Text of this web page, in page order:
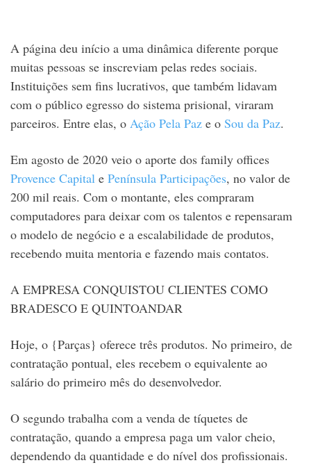
A página deu início a uma dinâmica diferente porque
muitas pessoas se inscreviam pelas redes sociais.
Instituições sem fins lucrativos, que também lidavam
com o público egresso do sistema prisional, viraram
parceiros. Entre elas, o Ação Pela Paz e o Sou da Paz.
Em agosto de 2020 veio o aporte dos family offices
Provence Capital e Península Participações, no valor de
200 mil reais. Com o montante, eles compraram
computadores para deixar com os talentos e repensaram
o modelo de negócio e a escalabilidade de produtos,
recebendo muita mentoria e fazendo mais contatos.
A EMPRESA CONQUISTOU CLIENTES COMO
BRADESCO E QUINTOANDAR
Hoje, o {Parças} oferece três produtos. No primeiro, de
contratação pontual, eles recebem o equivalente ao
salário do primeiro mês do desenvolvedor.
O segundo trabalha com a venda de tíquetes de
contratação, quando a empresa paga um valor cheio,
dependendo da quantidade e do nível dos profissionais.